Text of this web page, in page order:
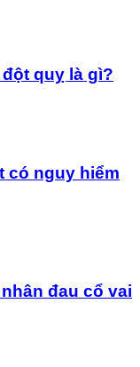
quỵ là gì?
có nguy hiểm
đau cổ vai